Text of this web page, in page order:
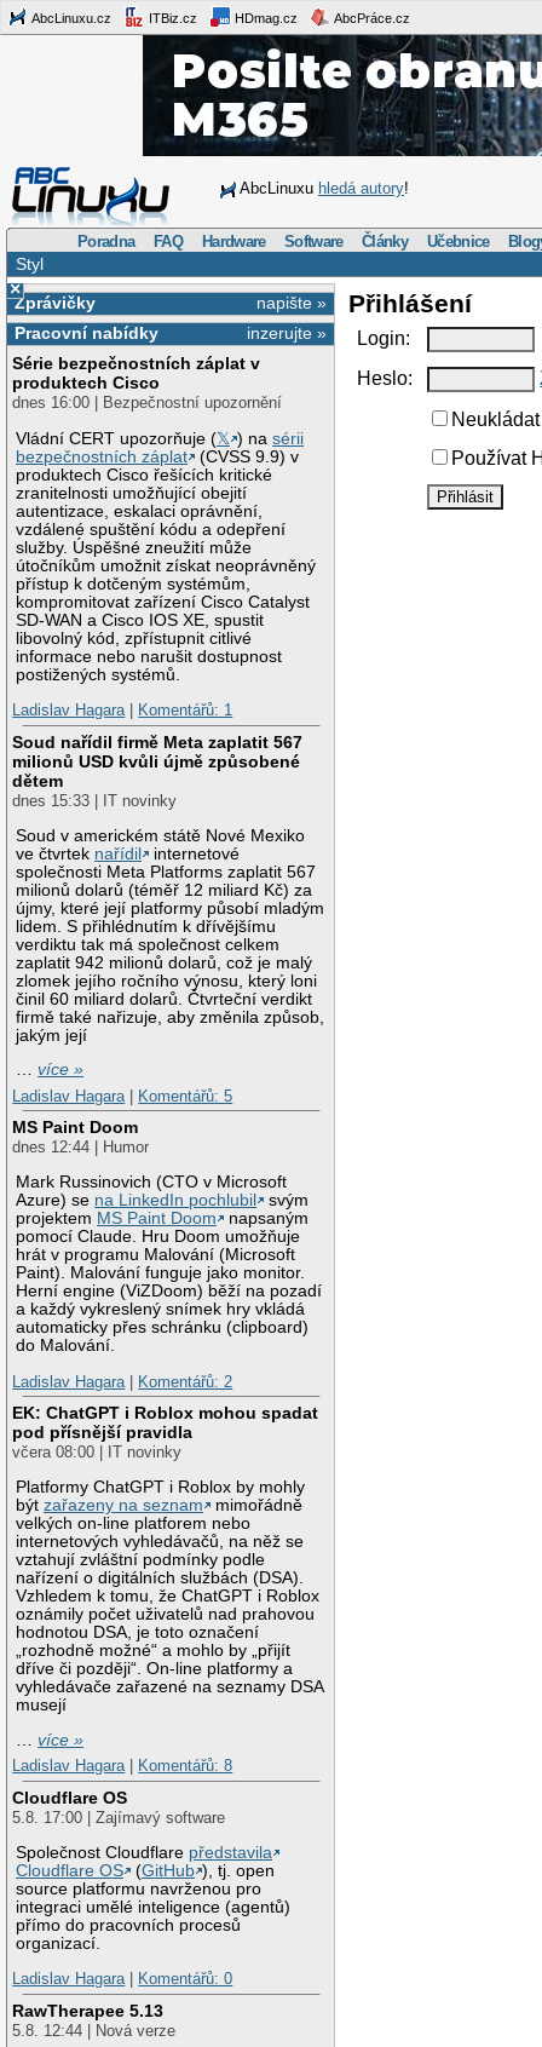
AbcLinuxu.cz ITBiz.cz HDmag.cz AbcPráce.cz
AbcLinuxu hledá autory!
Poradna FAQ Hardware Software Články Učebnice
Styl
×
napište »
Zprávičky
inzerujte »
Pracovní nabídky
Série bezpečnostních záplat v
produktech Cisco
dnes 16:00 | Bezpečnostní upozornění
Vládní CERT upozorňuje (𝕏 ) nasérii
bezpečnostních záplat
(CVSS 9.9) v
produktech Cisco řešících kritické
zranitelnosti umožňující obejití
autentizace, eskalaci oprávnění,
vzdálené spuštění kódu a odepření
služby. Úspěšné zneužití může
útočníkům umožnit získat neoprávněný
přístup k dotčeným systémům,
kompromitovat zařízení Cisco Catalyst
SD-WAN a Cisco IOS XE, spustit
libovolný kód, zpřístupnit citlivé
informace nebo narušit dostupnost
postižených systémů.
Ladislav Hagara| Komentářů: 1
Soud nařídil firmě Meta zaplatit 567
milionů USD kvůli újmě způsobené
dětem
dnes 15:33 | IT novinky
Soud v americkém státě Nové Mexiko
ve čtvrtek nařídil
internetové
společnosti Meta Platforms zaplatit 567
milionů dolarů (téměř 12 miliard Kč) za
újmy, které její platformy působí mladým
lidem. S přihlédnutím k dřívějšímu
verdiktu tak má společnost celkem
zaplatit 942 milionů dolarů, což je malý
zlomek jejího ročního výnosu, který loni
činil 60 miliard dolarů. Čtvrteční verdikt
firmě také nařizuje, aby změnila způsob,
jakým její
…více »
Ladislav Hagara
Komentářů: 5
MS Paint Doom
dnes 12:44 | Humor
Mark Russinovich (CTO v Microsoft
Azure) se na LinkedIn pochlubil
svým
projektem MS Paint Doom
napsaným
pomocí Claude. Hru Doom umožňuje
hrát v programu Malování (Microsoft
Paint). Malování funguje jako monitor.
Herní engine (ViZDoom) běží na pozadí
a každý vykreslený snímek hry vkládá
automaticky přes schránku (clipboard)
do Malování.
Ladislav Hagara
Komentářů: 2
EK: ChatGPT i Roblox mohou spadat
pod přísnější pravidla
včera 08:00 | IT novinky
Platformy ChatGPT i Roblox by mohly
býtzařazeny na seznam
mimořádně
velkých on-line platforem nebo
internetových vyhledávačů, na něž se
vztahují zvláštní podmínky podle
nařízení o digitálních službách (DSA).
Vzhledem k tomu, že ChatGPT i Roblox
oznámily počet uživatelů nad prahovou
hodnotou DSA, je toto označení
„rozhodně možné“ a mohlo by „přijít
dříve či později“. On-line platformy a
vyhledávače zařazené na seznamy DSA
musejí
…více »
Ladislav Hagara| Komentářů: 8
Cloudflare OS
5.8. 17:00 | Zajímavý software
Společnost Cloudflare představila
Cloudflare OS
(GitHub ), tj. open
source platformu navrženou pro
integraci umělé inteligence (agentů)
přímo do pracovních procesů
organizací.
Ladislav Hagara| Komentářů: 0
RawTherapee 5.13
5.8. 12:44 | Nová verze
Přihlášení
Login:
Heslo:
Používat